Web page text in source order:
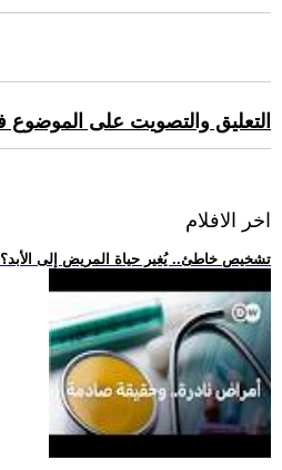
التعليق والتصويت على الموضوع
اخر الافلام
.. تشخيص خاطئ.. يُغير حياة المريض إلى